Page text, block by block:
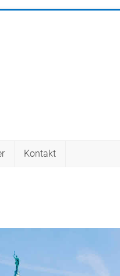
Kontakt